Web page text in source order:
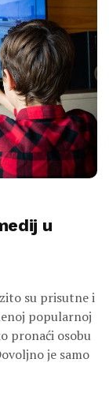
u
su prisutne i
popularnoj
pronaći osobu
je samo